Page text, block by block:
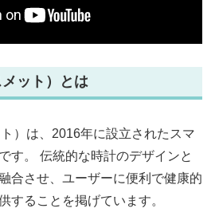
ット）とは
）は、2016年に設立されたスマ
す。 伝統的な時計のデザインと
合させ、ユーザーに便利で健康的
することを掲げています。